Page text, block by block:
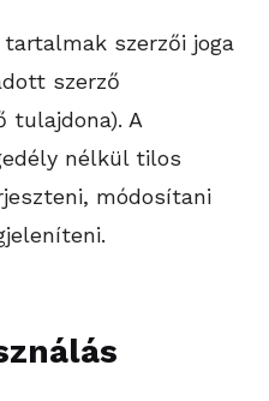
szerzői joga
szerző
tulajdona). A
nélkül tilos
módosítani